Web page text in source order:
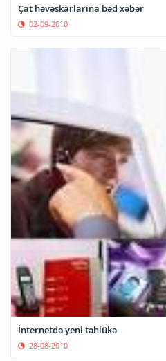
Çat həvəskarlarına bəd xəbər
02-09-2010
İnternetdə yeni təhlükə
28-08-2010